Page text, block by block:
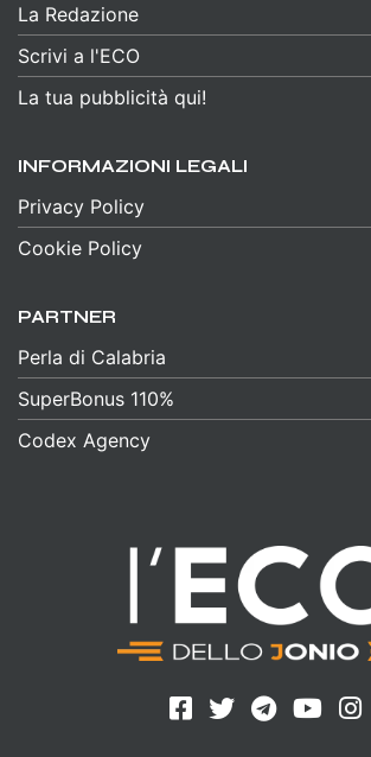
La Redazione
Scrivi a l'ECO
La tua pubblicità qui!
INFORMAZIONI LEGALI
Privacy Policy
Cookie Policy
PARTNER
Perla di Calabria
SuperBonus 110%
Codex Agency